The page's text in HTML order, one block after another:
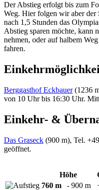
Der Abstieg erfolgt bis zum
Weg. Hier folgen wir aber der
nach 1,5 Stunden das
Abstieg sparen möchte, kann
nehmen, oder auf halbem
fahren.
Berggasthof Eckbauer(1236
von 10 Uhr bis 16:30 Uhr.
Einkehr- &
Das Graseck (900 m), Tel.
geöffnet.
Höhe
760 m
- 900 m